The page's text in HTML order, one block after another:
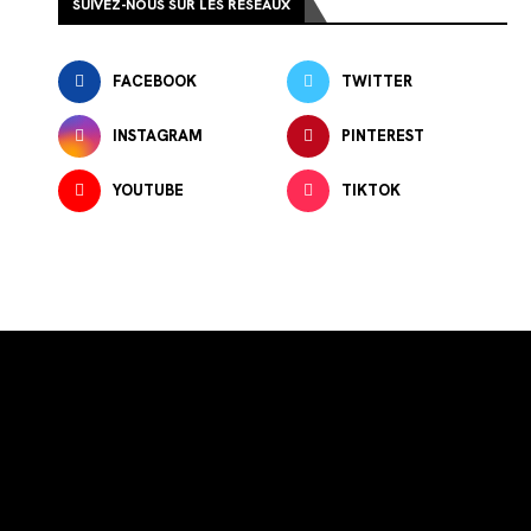
SUIVEZ-NOUS SUR LES RÉSEAUX
FACEBOOK TWITTER
INSTAGRAM PINTEREST
YOUTUBE TIKTOK